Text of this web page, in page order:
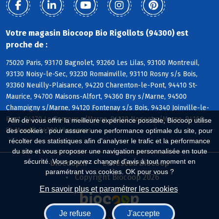
Afin de vous offrir la meilleure expérience possible, Biocoop utilise
des cookies : pour assurer une performance optimale du site, pour
récolter des statistiques afin d'analyser le trafic et la performance
du site et vous proposer une navigation personnalisée en toute
sécurité. Vous pouvez changer d'avis à tout moment en
paramétrant vos cookies. OK pour vous ?
En savoir plus et paramétrer les cookies
Je refuse J'accepte
Votre magasin Biocoop Bio Rigollots (94300) est
proche de :
75020 Paris, 93170 Bagnolet, 93260 Les Lilas, 93100 Montreuil,
93130 Noisy-le-Sec, 93230 Romainville, 93110 Rosny s/s Bois,
93360 Neuilly-Plaisance, 94220 Charenton-le-Pont, 94410 St-
Maurice, 94700 Maisons-Alfort, 94360 Bry s/Marne, 94500
Champigny s/Marne, 94120 Fontenay s/s Bois, 94340 Joinville-le-
Pont, 94170 Le Perreux s/Marne, 94130 Nogent s/Marne, 94160
St-Mandé, 94300 Vincennes
Biocoop.fr
Le réseau Biocoop
Copyright Biocoop 2026